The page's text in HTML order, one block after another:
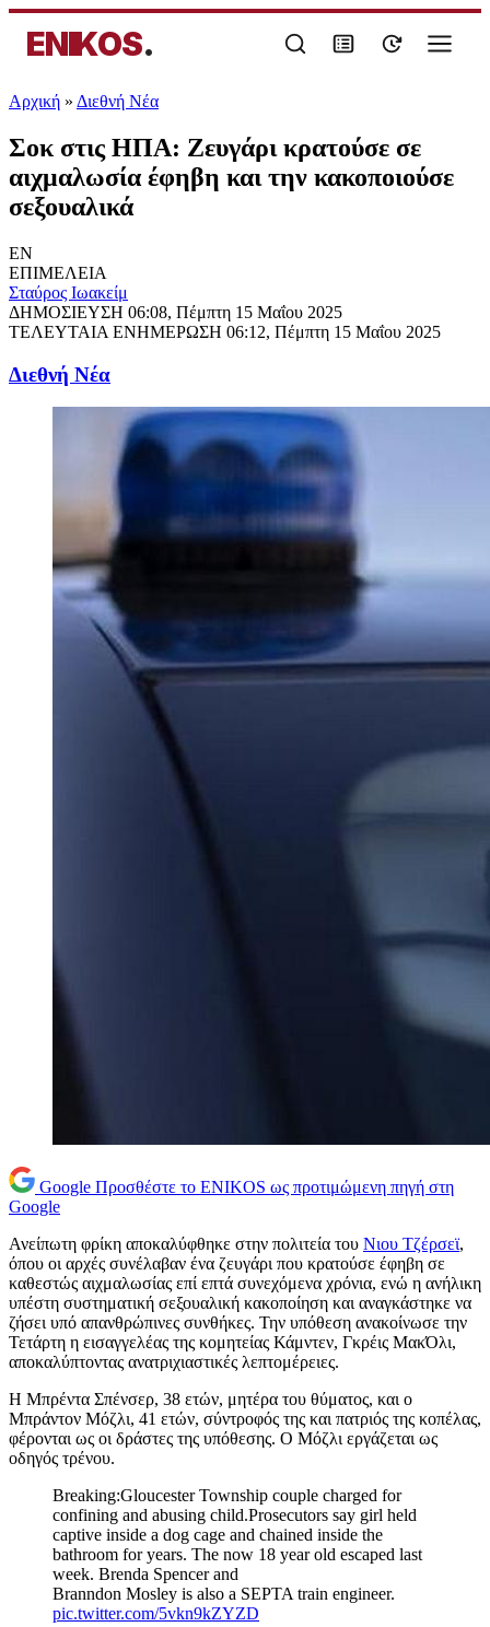
ENIKOS.
Αρχική » Διεθνή Νέα
Σοκ στις ΗΠΑ: Ζευγάρι κρατούσε σε
αιχμαλωσία έφηβη και την κακοποιούσε
σεξουαλικά
EN
ΕΠΙΜΕΛΕΙΑ
Σταύρος Ιωακείμ
ΔΗΜΟΣΙΕΥΣΗ 06:08, Πέμπτη 15 Μαΐου 2025
ΤΕΛΕΥΤΑΙΑ ΕΝΗΜΕΡΩΣΗ 06:12, Πέμπτη 15 Μαΐου 2025
Διεθνή Νέα
Google Προσθέστε το ENIKOS ως προτιμώμενη πηγή στη
Google
Ανείπωτη φρίκη αποκαλύφθηκε στην πολιτεία του Νιου Τζέρσεϊ,
όπου οι αρχές συνέλαβαν ένα ζευγάρι που κρατούσε έφηβη σε
καθεστώς αιχμαλωσίας επί επτά συνεχόμενα χρόνια, ενώ η ανήλικη
υπέστη συστηματική σεξουαλική κακοποίηση και αναγκάστηκε να
ζήσει υπό απανθρώπινες συνθήκες. Την υπόθεση ανακοίνωσε την
Τετάρτη η εισαγγελέας της κομητείας Κάμντεν, Γκρέις ΜακΌλι,
αποκαλύπτοντας ανατριχιαστικές λεπτομέρειες.
Η Μπρέντα Σπένσερ, 38 ετών, μητέρα του θύματος, και ο
Μπράντον Μόζλι, 41 ετών, σύντροφός της και πατριός της κοπέλας,
φέρονται ως οι δράστες της υπόθεσης. Ο Μόζλι εργάζεται ως
οδηγός τρένου.
Breaking:Gloucester Township couple charged for
confining and abusing child.Prosecutors say girl held
captive inside a dog cage and chained inside the
bathroom for years. The now 18 year old escaped last
week. Brenda Spencer and
Branndon Mosley is also a SEPTA train engineer.
pic.twitter.com/5vkn9kZYZD